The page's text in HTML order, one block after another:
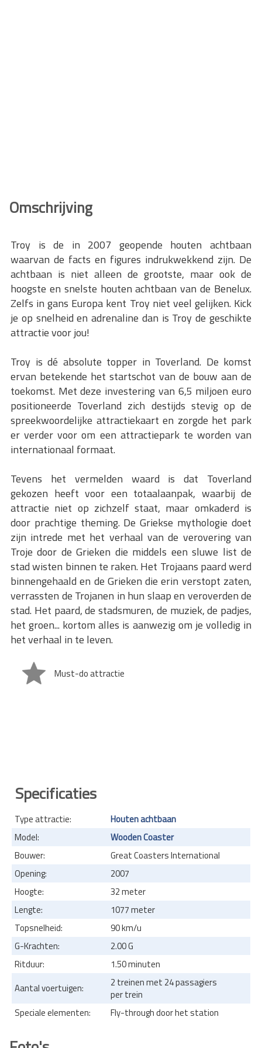
Omschrijving
Troy is de in 2007 geopende houten achtbaan
waarvan de facts en figures indrukwekkend zijn. De
achtbaan is niet alleen de grootste, maar ook de
hoogste en snelste houten achtbaan van de Benelux.
Zelfs in gans Europa kent Troy niet veel gelijken. Kick
je op snelheid en adrenaline dan is Troy de geschikte
attractie voor jou!
Troy is dé absolute topper in Toverland. De komst
ervan betekende het startschot van de bouw aan de
toekomst. Met deze investering van 6,5 miljoen euro
positioneerde Toverland zich destijds stevig op de
spreekwoordelijke attractiekaart en zorgde het park
er verder voor om een attractiepark te worden van
internationaal formaat.
Tevens het vermelden waard is dat Toverland
gekozen heeft voor een totaalaanpak, waarbij de
attractie niet op zichzelf staat, maar omkaderd is
door prachtige theming. De Griekse mythologie doet
zijn intrede met het verhaal van de verovering van
Troje door de Grieken die middels een sluwe list de
stad wisten binnen te raken. Het Trojaans paard werd
binnengehaald en de Grieken die erin verstopt zaten,
verrassten de Trojanen in hun slaap en veroverden de
stad. Het paard, de stadsmuren, de muziek, de padjes,
het groen... kortom alles is aanwezig om je volledig in
het verhaal in te leven.
Must-do attractie
Specificaties
Type attractie:
Houten achtbaan
Model:
Wooden Coaster
Bouwer:
Great Coasters International
Opening:
2007
Hoogte:
32 meter
Lengte:
1077 meter
Topsnelheid:
90 km/u
G-Krachten:
2.00 G
Ritduur:
1.50 minuten
Aantal voertuigen:
2 treinen met 24 passagiers
per trein
Speciale elementen:
Fly-through door het station